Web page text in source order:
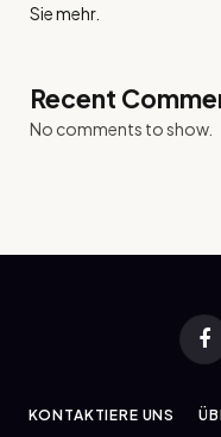
Sie mehr.
Recent
No comments to show.
KONTAKTIERE UNS